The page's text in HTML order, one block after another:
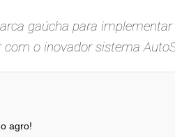
gaúcha para
o inovador sistema
agro!